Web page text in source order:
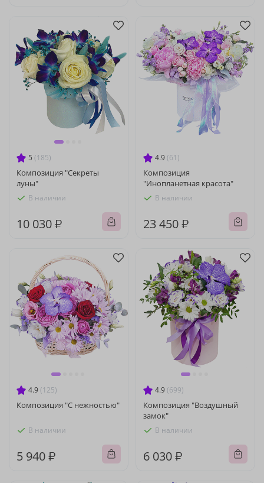
5 (185)
Композиция "Секреты
луны"
В наличии
10 030 ₽
4.9 (61)
Композиция
"Инопланетная красота"
В наличии
23 450 ₽
4.9 (125)
Композиция "С нежностью"
В наличии
5 940 ₽
4.9 (699)
Композиция "Воздушный
замок"
В наличии
6 030 ₽